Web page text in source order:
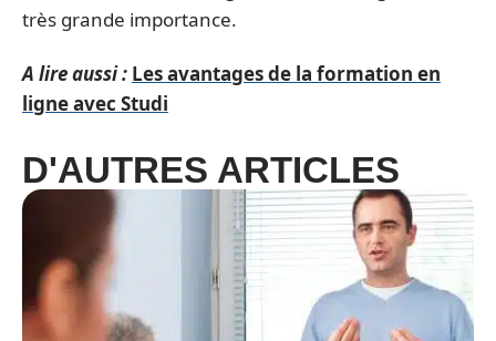
très grande importance.
A lire aussi : Les avantages de la formation en
ligne avec Studi
D'AUTRES ARTICLES